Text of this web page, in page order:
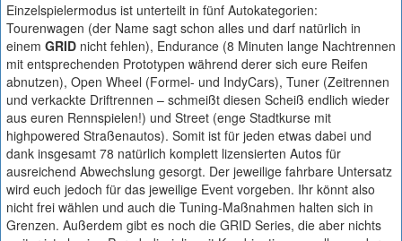
Einzelspielermodus ist unterteilt in fünf Autokategorien:
Tourenwagen (der Name sagt schon alles und darf natürlich in
einem GRID nicht fehlen), Endurance (8 Minuten lange Nachtrennen
mit entsprechenden Prototypen während derer sich eure Reifen
abnutzen), Open Wheel (Formel- und IndyCars), Tuner (Zeitrennen
und verkackte Driftrennen – schmeißt diesen Scheiß endlich wieder
aus euren Rennspielen!) und Street (enge Stadtkurse mit
highpowered Straßenautos). Somit ist für jeden etwas dabei und
dank insgesamt 78 natürlich komplett lizensierten Autos für
ausreichend Abwechslung gesorgt. Der jeweilige fahrbare Untersatz
wird euch jedoch für das jeweilige Event vorgeben. Ihr könnt also
nicht frei wählen und auch die Tuning-Maßnahmen halten sich in
Grenzen. Außerdem gibt es noch die GRID Series, die aber nichts